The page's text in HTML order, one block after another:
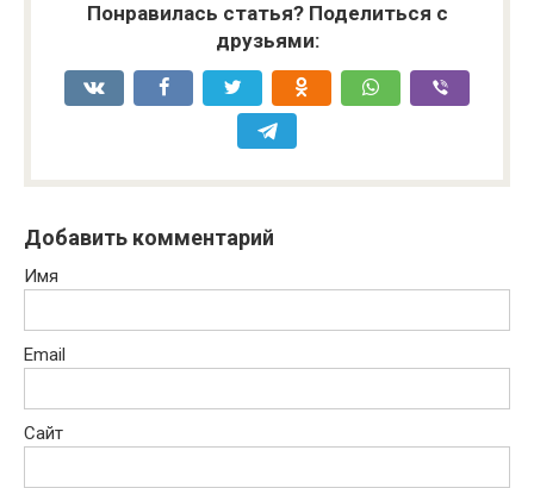
Понравилась статья? Поделиться с
друзьями:
Добавить комментарий
Имя
Email
Сайт